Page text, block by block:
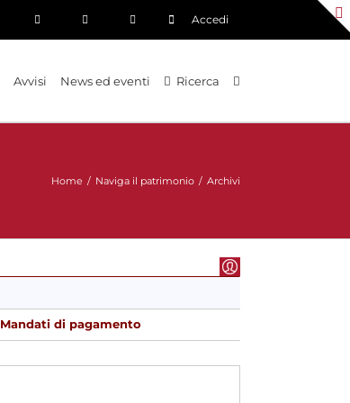
Accedi
Avvisi News ed eventi Ricerca
Home / Naviga il patrimonio / Archivi
Mandati di pagamento